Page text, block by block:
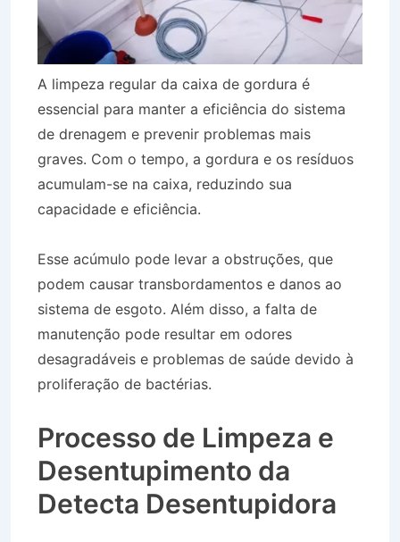
A limpeza regular da caixa de gordura é
essencial para manter a eficiência do sistema
de drenagem e prevenir problemas mais
graves. Com o tempo, a gordura e os resíduos
acumulam-se na caixa, reduzindo sua
capacidade e eficiência.
Esse acúmulo pode levar a obstruções, que
podem causar transbordamentos e danos ao
sistema de esgoto. Além disso, a falta de
manutenção pode resultar em odores
desagradáveis e problemas de saúde devido à
proliferação de bactérias.
Processo de Limpeza e
Desentupimento da
Detecta Desentupidora